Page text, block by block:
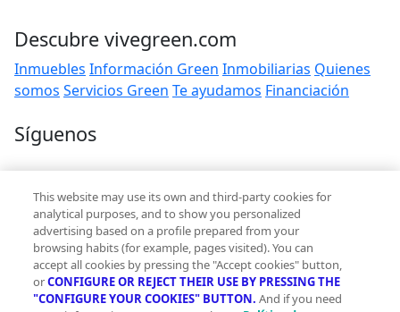
Descubre vivegreen.com
Inmuebles Información Green Inmobiliarias Quienes
somos Servicios Green Te ayudamos Financiación
Síguenos
Contacto
hola@vivegreen.com
This website may use its own and third-party cookies for
analytical purposes, and to show you personalized
advertising based on a profile prepared from your
browsing habits (for example, pages visited). You can
accept all cookies by pressing the "Accept cookies" button,
orCONFIGURE OR REJECT THEIR USE BY PRESSING THE
"CONFIGURE YOUR COOKIES" BUTTON. And if you need